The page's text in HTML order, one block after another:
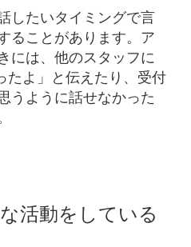
したいタイミングで言
ることがあります。ア
には、他のスタッフに
たよ」と伝えたり、受付
うように話せなかった
活動をしている